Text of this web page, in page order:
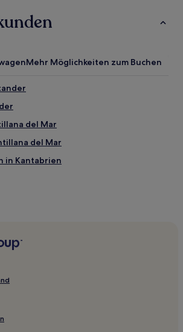
Mehr Möglichkeiten zum Buchen
del Mar
del Mar
in Kantabrien
in Kantabrien
del Mar